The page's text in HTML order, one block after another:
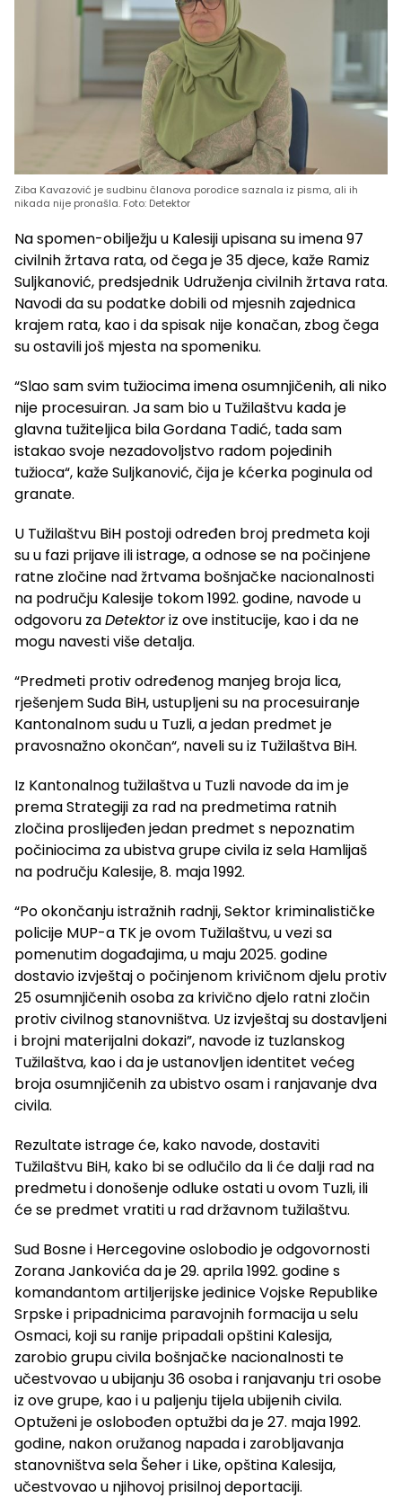
Ziba Kavazović je sudbinu članova porodice saznala iz pisma, ali ih
nikada nije pronašla. Foto: Detektor
Na spomen-obilježju u Kalesiji upisana su imena 97
civilnih žrtava rata, od čega je 35 djece, kaže Ramiz
Suljkanović, predsjednik Udruženja civilnih žrtava rata.
Navodi da su podatke dobili od mjesnih zajednica
krajem rata, kao i da spisak nije konačan, zbog čega
su ostavili još mjesta na spomeniku.
“Slao sam svim tužiocima imena osumnjičenih, ali niko
nije procesuiran. Ja sam bio u Tužilaštvu kada je
glavna tužiteljica bila Gordana Tadić, tada sam
istakao svoje nezadovoljstvo radom pojedinih
tužioca“, kaže Suljkanović, čija je kćerka poginula od
granate.
U Tužilaštvu BiH postoji određen broj predmeta koji
su u fazi prijave ili istrage, a odnose se na počinjene
ratne zločine nad žrtvama bošnjačke nacionalnosti
na području Kalesije tokom 1992. godine, navode u
odgovoru zaDetektoriz ove institucije, kao i da ne
mogu navesti više detalja.
“Predmeti protiv određenog manjeg broja lica,
rješenjem Suda BiH, ustupljeni su na procesuiranje
Kantonalnom sudu u Tuzli, a jedan predmet je
pravosnažno okončan“, naveli su iz Tužilaštva BiH.
Iz Kantonalnog tužilaštva u Tuzli navode da im je
prema Strategiji za rad na predmetima ratnih
zločina proslijeđen jedan predmet s nepoznatim
počiniocima za ubistva grupe civila iz sela Hamlijaš
na području Kalesije, 8. maja 1992.
“Po okončanju istražnih radnji, Sektor kriminalističke
policije MUP-a TK je ovom Tužilaštvu, u vezi sa
pomenutim događajima, u maju 2025. godine
dostavio izvještaj o počinjenom krivičnom djelu protiv
25 osumnjičenih osoba za krivično djelo ratni zločin
protiv civilnog stanovništva. Uz izvještaj su dostavljeni
i brojni materijalni dokazi”, navode iz tuzlanskog
Tužilaštva, kao i da je ustanovljen identitet većeg
broja osumnjičenih za ubistvo osam i ranjavanje dva
civila.
Rezultate istrage će, kako navode, dostaviti
Tužilaštvu BiH, kako bi se odlučilo da li će dalji rad na
predmetu i donošenje odluke ostati u ovom Tuzli, ili
će se predmet vratiti u rad državnom tužilaštvu.
Sud Bosne i Hercegovine oslobodio je odgovornosti
Zorana Jankovića da je 29. aprila 1992. godine s
komandantom artiljerijske jedinice Vojske Republike
Srpske i pripadnicima paravojnih formacija u selu
Osmaci, koji su ranije pripadali opštini Kalesija,
zarobio grupu civila bošnjačke nacionalnosti te
učestvovao u ubijanju 36 osoba i ranjavanju tri osobe
iz ove grupe, kao i u paljenju tijela ubijenih civila.
Optuženi je oslobođen optužbi da je 27. maja 1992.
godine, nakon oružanog napada i zarobljavanja
stanovništva sela Šeher i Like, opština Kalesija,
učestvovao u njihovoj prisilnoj deportaciji.